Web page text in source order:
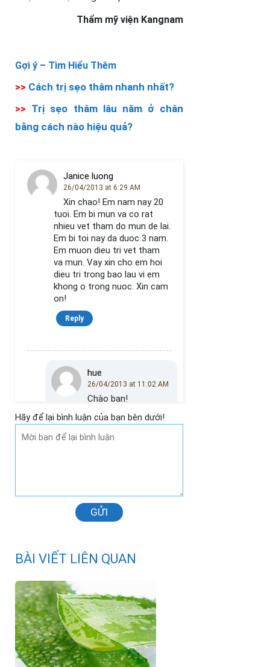
Thẩm mỹ viện Kangnam
Gợi ý – Tìm Hiểu Thêm
>> Cách trị sẹo thâm nhanh nhất?
>> Trị sẹo thâm lâu năm ở chân
bằng cách nào hiệu quả?
Janice luong
26/04/2013 at 6:29 AM
Xin chao! Em nam nay 20
tuoi. Em bi mun va co rat
nhieu vet tham do mun de lai.
Em bi toi nay da duoc 3 nam.
Em muon dieu tri vet tham
va mun. Vay xin cho em hoi
dieu tri trong bao lau vi em
khong o trong nuoc. Xin cam
on!
Reply
hue
26/04/2013 at 11:02 AM
Chào bạn!
Trường hợp da của bạn
phải điều trị hết mụn
trước sau đó bạn mới
cách nhau từ 7 đến 10
ngày, còn điều trị sẹo
thâm một liệu trình từ
ngày. Bạn nên sắp xếp
thời gian đến TMV để
trực tiếp và có thông
tin về chi phí và liệu
trình chính xác cho bạn
nhé.
Reply
Hãy để lại bình luận của bạn bên dưới!
GỬI
BÀI VIẾT LIÊN QUAN